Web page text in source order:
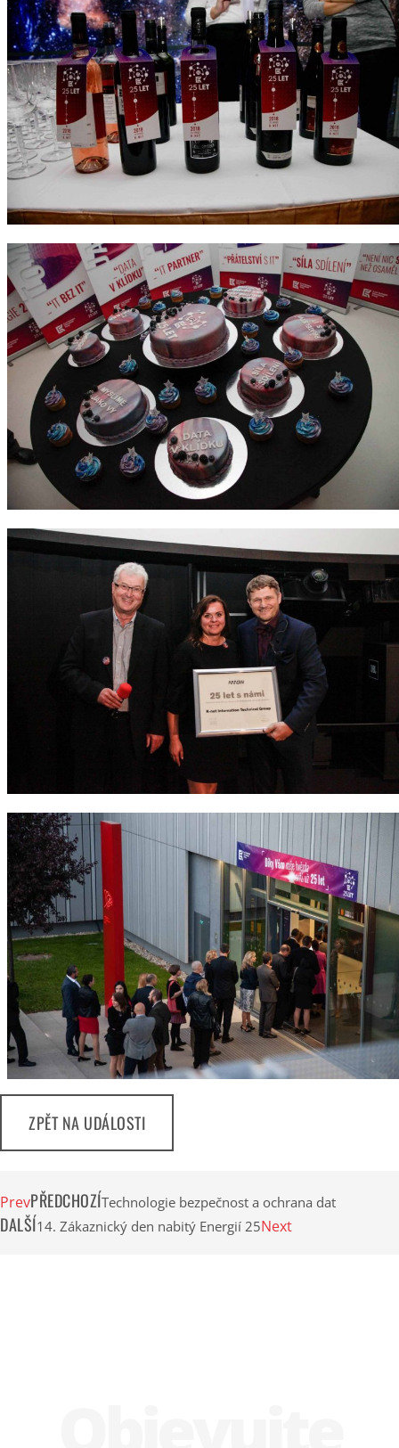
ZPĚT NA UDÁLOSTI
PrevPŘEDCHOZÍTechnologie bezpečnost a ochrana dat
DALŠÍ14. Zákaznický den nabitý Energií 25Next